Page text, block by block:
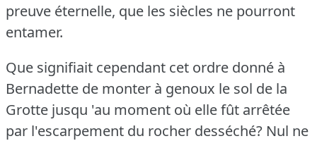
preuve éternelle, que les siècles ne pourront
entamer.
Que signifiait cependant cet ordre donné à
Bernadette de monter à genoux le sol de la
Grotte jusqu 'au moment où elle fût arrêtée
par l'escarpement du rocher desséché? Nul ne